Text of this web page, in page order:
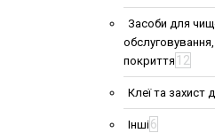
Засоби для
покриття 12
Клеї та захист
Інші6